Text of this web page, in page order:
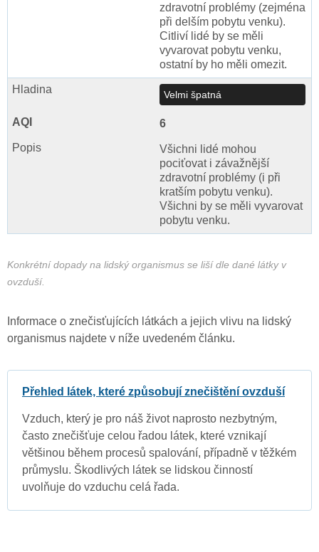
zdravotní problémy (zejména
při delším pobytu venku).
Citliví lidé by se měli
vyvarovat pobytu venku,
ostatní by ho měli omezit.
Velmi špatná
6
Všichni lidé mohou
pociťovat i závažnější
zdravotní problémy (i při
kratším pobytu venku).
Všichni by se měli vyvarovat
pobytu venku.
Konkrétní dopady na lidský organismus se liší dle dané látky v
ovzduší.
Informace o znečisťujících látkách a jejich vlivu na lidský
organismus najdete v níže uvedeném článku.
Přehled látek, které způsobují znečištění ovzduší
Vzduch, který je pro náš život naprosto nezbytným,
často znečišťuje celou řadou látek, které vznikají
většinou během procesů spalování, případně v těžkém
průmyslu. Škodlivých látek se lidskou činností
uvolňuje do vzduchu celá řada.